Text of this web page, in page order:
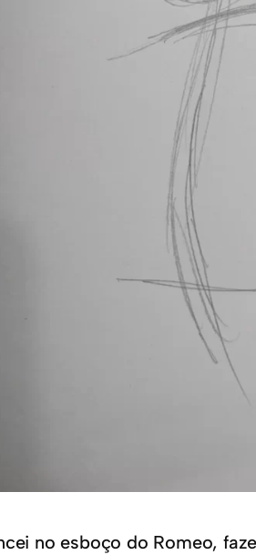
no esboço do Romeo,